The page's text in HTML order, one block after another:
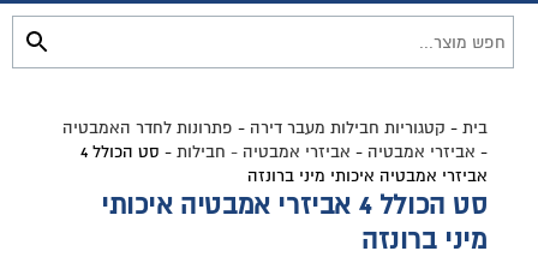
בית - קטגוריות חבילות מעבר דירה - פתרונות לחדר האמבטיה
- אביזרי אמבטיה - אביזרי אמבטיה - חבילות -
סט הכולל 4
אביזרי אמבטיה איכותי מיני ברונזה
סט הכולל 4 אביזרי אמבטיה איכותי
מיני ברונזה